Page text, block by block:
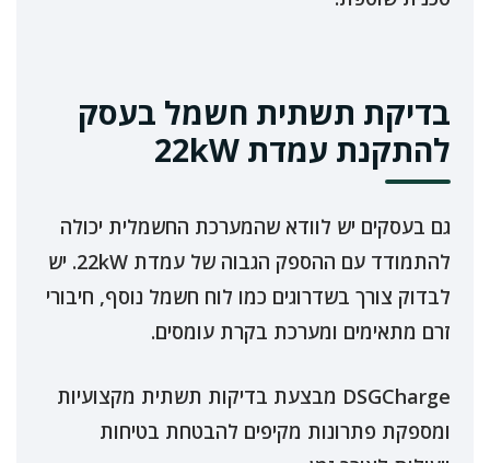
בדיקת תשתית חשמל בעסק
להתקנת עמדת 22kW
גם בעסקים יש לוודא שהמערכת החשמלית יכולה
להתמודד עם ההספק הגבוה של עמדת 22kW. יש
לבדוק צורך בשדרוגים כמו לוח חשמל נוסף, חיבורי
זרם מתאימים ומערכת בקרת עומסים.
DSGCharge מבצעת בדיקות תשתית מקצועיות
ומספקת פתרונות מקיפים להבטחת בטיחות